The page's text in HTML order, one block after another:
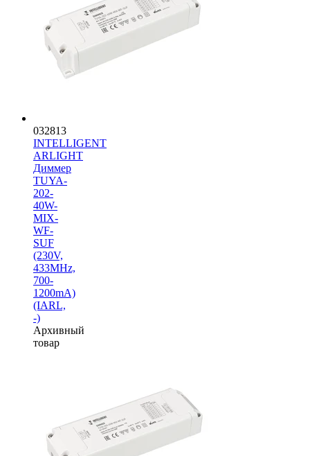
032813
INTELLIGENT
ARLIGHT
Диммер
TUYA-
202-
40W-
MIX-
WF-
SUF
(230V,
433MHz,
700-
1200mA)
(IARL,
-)
Архивный
товар